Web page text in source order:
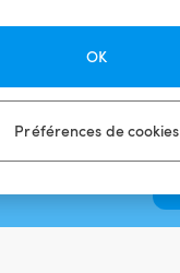
Préférences de cookies
OK
un créneau